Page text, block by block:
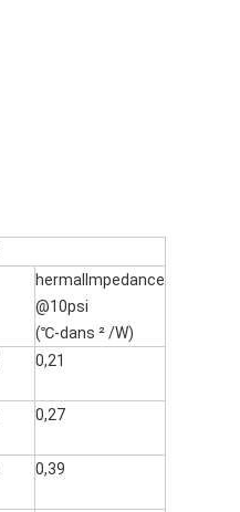
hermalImpedance
@10psi
(℃-dans ² /W)
0,21
0,27
0,39